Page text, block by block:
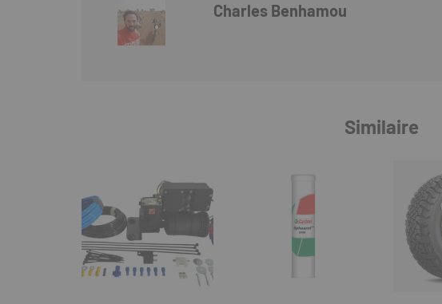
Charles Benhamou
Similaire